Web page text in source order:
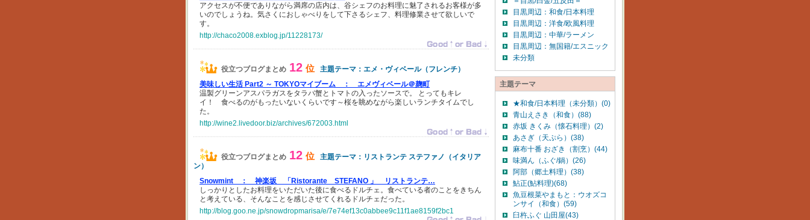
アクセスが不便でありながら満席の店内は、谷シェフのお料理に魅了されるお客様が多
いのでしょうね。気さくにおしゃべりをして下さるシェフ、料理修業させて欲しいで
す。
http://chaco2008.exblog.jp/11228173/
役立つブログまとめ 12 位
主題テーマ：エメ・ヴィベール（フレンチ）
美味しい生活 Part2 ～ TOKYOマイブーム ：
エメヴィベール＠麹町
温製グリーンアスパラガスをタラバ蟹とトマトの入ったソースで。 とってもキレ
イ！ 食べるのがもったいないくらいです～桜を眺めながら楽しいランチタイムでし
た。
http://wine2.livedoor.biz/archives/672003.html
役立つブログまとめ 12 位
主題テーマ：リストランテ ステファノ（イタリア
ン）
Snowmint ：
神楽坂 「Ristorante STEFANO 」 リストランテ…
しっかりとしたお料理をいただいた後に食べるドルチェ。食べている者のことをきちん
と考えている、そんなことを感じさせてくれるドルチェだった。
http://blog.goo.ne.jp/snowdropmarisa/e/7e74ef13c0abbee9c11f1ae8159f2bc1
目黒周辺：和食/日本料理
目黒周辺：洋食/欧風料理
目黒周辺：中華/ラーメン
目黒周辺：無国籍/エスニック
未分類
主題テーマ
★和食/日本料理（未分類）(0)
青山えさき（和食）(88)
赤坂 きくみ（懐石料理）(2)
あさぎ（天ぷら）(38)
麻布十番 おざき（割烹）(44)
味満ん（ふぐ/鍋）(26)
阿部（郷土料理）(38)
鮎正(鮎料理)(68)
魚豆根菜やまもと：ウオズコ
ンサイ（和食）(59)
臼杵ふぐ 山田屋(43)